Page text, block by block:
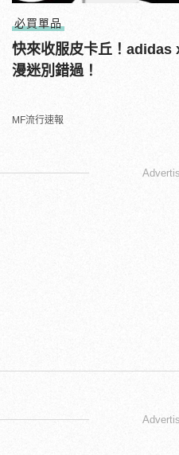
必買單品
快來收服皮卡丘！adidas
漫迷別錯過！
MF流行速報